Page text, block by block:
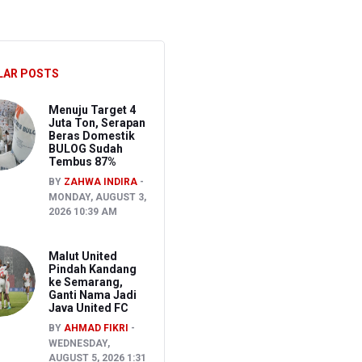
POSTS
Menuju Target 4
Juta Ton, Serapan
Beras Domestik
BULOG Sudah
Tembus 87%
BY ZAHWA INDIRA
MONDAY, AUGUST 3,
2026 10:39 AM
Malut United
Pindah Kandang
ke Semarang,
Ganti Nama Jadi
Java United FC
BY AHMAD FIKRI
WEDNESDAY,
AUGUST 5, 2026 1:31